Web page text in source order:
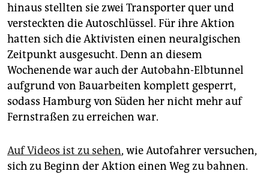
hinaus stellten sie zwei Transporter quer und
versteckten die Autoschlüssel. Für ihre Aktion
hatten sich die Aktivisten einen neuralgischen
Zeitpunkt ausgesucht. Denn an diesem
Wochenende war auch der Autobahn-Elbtunnel
aufgrund von Bauarbeiten komplett gesperrt,
sodass Hamburg von Süden her nicht mehr auf
Fernstraßen zu erreichen war.
Auf Videos ist zu sehen, wie Autofahrer versuchen,
sich zu Beginn der Aktion einen Weg zu bahnen.